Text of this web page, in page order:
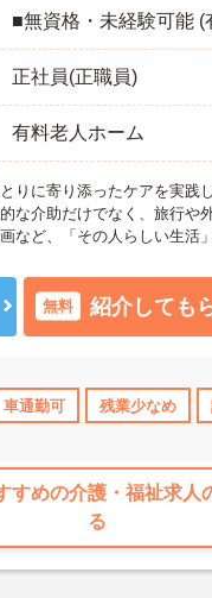
年間休日110日以上
正社員(正職員)
有料老人ホーム
りに寄り添ったケアを実践
な介助だけでなく、旅行や
など、「その人らしい生活
できるため、日々の業務を
ます。
ト体制＞入社時には研修施
できます。入社後のフォロ
安を解消しながら成長でき
常に充実しています。
無料 紹介しても
車通勤可 残業少なめ
すめの介護・福祉求人
る